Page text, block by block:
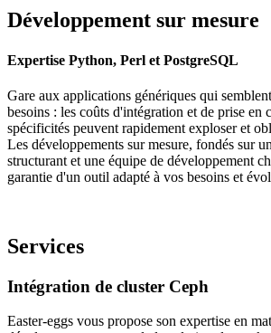
Développement sur mesure
Expertise Python, Perl et PostgreSQL
Gare aux applications génériques qui
besoins : les coûts d'intégration et de prise en
spécificités peuvent rapidement exploser et
Les développements sur mesure, fondés sur
structurant et une équipe de développement
garantie d'un outil adapté à vos besoins et
Services
Intégration de cluster Ceph
Easter-eggs vous propose son expertise en